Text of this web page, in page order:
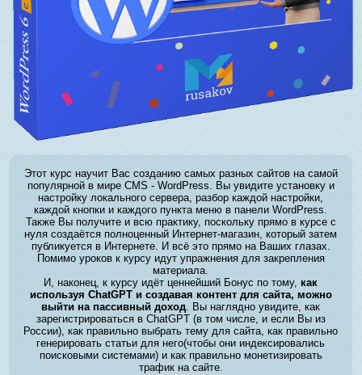
Этот курс научит Вас созданию самых разных сайтов на самой
популярной в мире CMS - WordPress. Вы увидите установку и
настройку локального сервера, разбор каждой настройки,
каждой кнопки и каждого пункта меню в панели WordPress.
Также Вы получите и всю практику, поскольку прямо в курсе с
нуля создаётся полноценный Интернет-магазин, который затем
публикуется в Интернете. И всё это прямо на Ваших глазах.
Помимо уроков к курсу идут упражнения для закрепления
материала.
И, наконец, к курсу идёт ценнейший Бонус по тому,как
используя ChatGPT и создавая контент для сайта, можно
выйти на пассивный доход. Вы наглядно увидите, как
зарегистрироваться в ChatGPT (в том числе, и если Вы из
России), как правильно выбрать тему для сайта, как правильно
генерировать статьи для него(чтобы они индексировались
поисковыми системами) и как правильно монетизировать
трафик на сайте.